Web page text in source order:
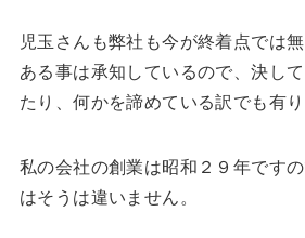
児玉さんも弊社も今が終着点では
ある事は承知しているので、決し
たり、何かを諦めている訳でも有り
私の会社の創業は昭和２９年です
はそうは違いません。